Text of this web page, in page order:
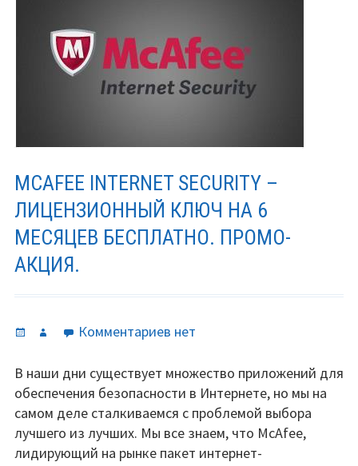
MCAFEE INTERNET SECURITY –
ЛИЦЕНЗИОННЫЙ КЛЮЧ НА 6
МЕСЯЦЕВ БЕСПЛАТНО. ПРОМО-
АКЦИЯ.
Опубликовано
Автор Комментариевк
McAfee
Internet
Security
–
лицензионный
нет
В наши дни существует множество приложений для
обеспечения безопасности в Интернете, но мы на
самом деле сталкиваемся с проблемой выбора
лучшего из лучших. Мы все знаем, что McAfee,
лидирующий на рынке пакет интернет-